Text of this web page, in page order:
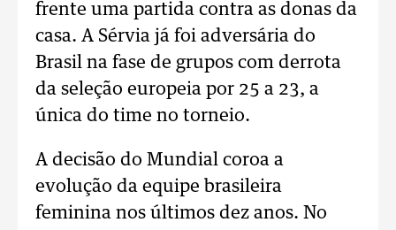
frente uma partida contra as donas da
casa. A Sérvia já foi adversária do
Brasil na fase de grupos com derrota
da seleção europeia por 25 a 23, a
única do time no torneio.
A decisão do Mundial coroa a
evolução da equipe brasileira
feminina nos últimos dez anos. No